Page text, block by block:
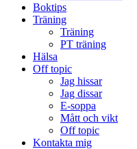
Boktips
Träning
Träning
PT träning
Hälsa
Off topic
Jag hissar
Jag dissar
E-soppa
Mått och vikt
Off topic
Kontakta mig